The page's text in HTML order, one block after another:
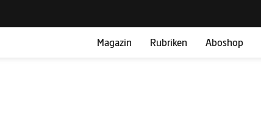
Magazin Rubriken Aboshop